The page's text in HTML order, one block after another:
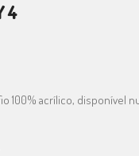
4
100% acrílico, disponível